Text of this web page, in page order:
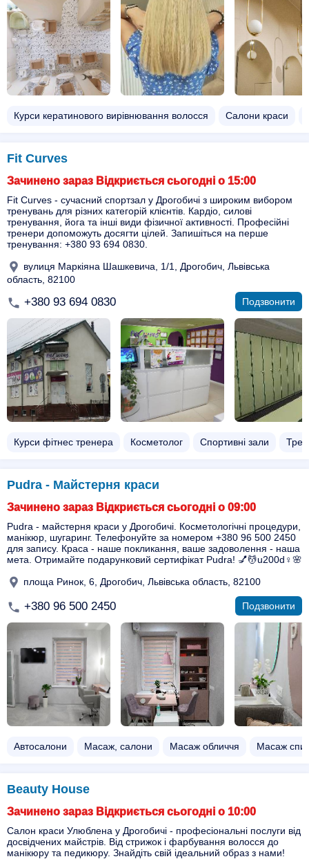
Курси кератинового вирівнювання волосся Салони краси
Fit Curves
Зачинено зараз Відкриється сьогодні о 15:00
Fit Curves - сучасний спортзал у Дрогобичі з широким вибором
тренувань для різних категорій клієнтів. Кардіо, силові
тренування, йога та інші види фізичної активності. Професійні
тренери допоможуть досягти цілей. Запишіться на перше
тренування: +380 93 694 0830.
вулиця Маркіяна Шашкевича, 1/1, Дрогобич, Львівська
область, 82100
+380 93 694 0830 Подзвонити
Курси фітнес тренера Косметолог Спортивні зали
Pudra - Майстерня краси
Зачинено зараз Відкриється сьогодні о 09:00
Pudra - майстерня краси у Дрогобичі. Косметологічні процедури,
манікюр, шугаринг. Телефонуйте за номером +380 96 500 2450
для запису. Краса - наше покликання, ваше задоволення - наша
мета. Отримайте подарунковий сертифікат Pudra! 💅💆u200d♀️🌸
площа Ринок, 6, Дрогобич, Львівська область, 82100
+380 96 500 2450 Подзвонити
Автосалони Масаж, салони Масаж обличчя Масаж
Beauty House
Зачинено зараз Відкриється сьогодні о 10:00
Салон краси Улюблена у Дрогобичі - професіональні послуги від
досвідчених майстрів. Від стрижок і фарбування волосся до
манікюру та педикюру. Знайдіть свій ідеальний образ з нами!